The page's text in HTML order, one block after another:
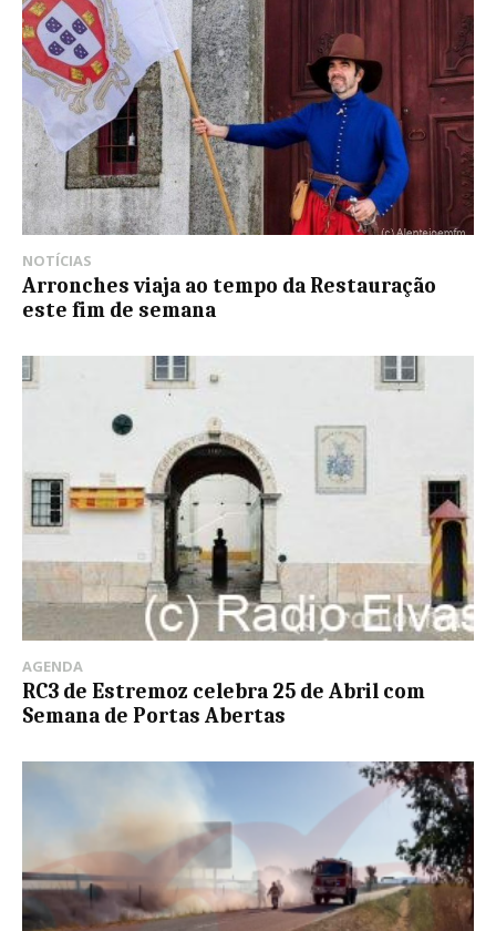
NOTÍCIAS
Arronches viaja ao tempo da Restauração
este fim de semana
AGENDA
RC3 de Estremoz celebra 25 de Abril com
Semana de Portas Abertas